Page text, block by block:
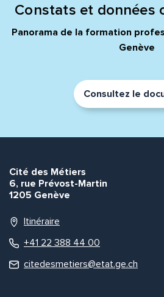
Constats et données
Panorama de la formation
Genève
Consultez le
Cité des Métiers
6, rue Prévost-Martin
1205 Genève
Itinéraire
+41 22 388 44 00
citedesmetiers@etat.ge.ch